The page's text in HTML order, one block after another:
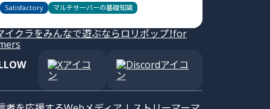
も安心！
Satisfactory マルチサーバーの基礎知識